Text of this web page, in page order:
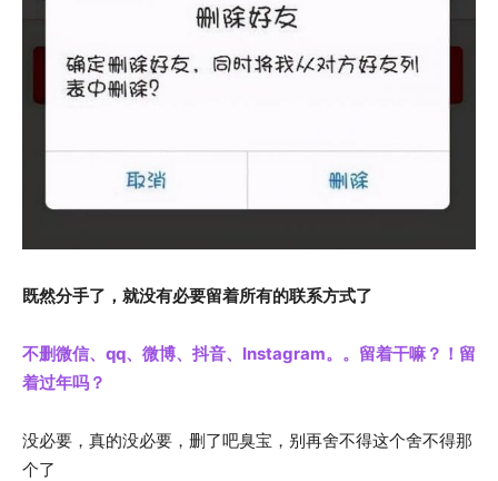
既然分手了，就没有必要留着所有的联系方式了
不删微信、qq、微博、抖音、Instagram。。留着干嘛？！留
着过年吗？
没必要，真的没必要，删了吧臭宝，别再舍不得这个舍不得那
个了